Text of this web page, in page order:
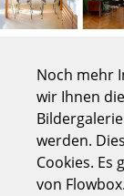
Barhocker
Hocker
Noch mehr
wir Ihnen
werden.
Cookies. Es
von Flowbox.